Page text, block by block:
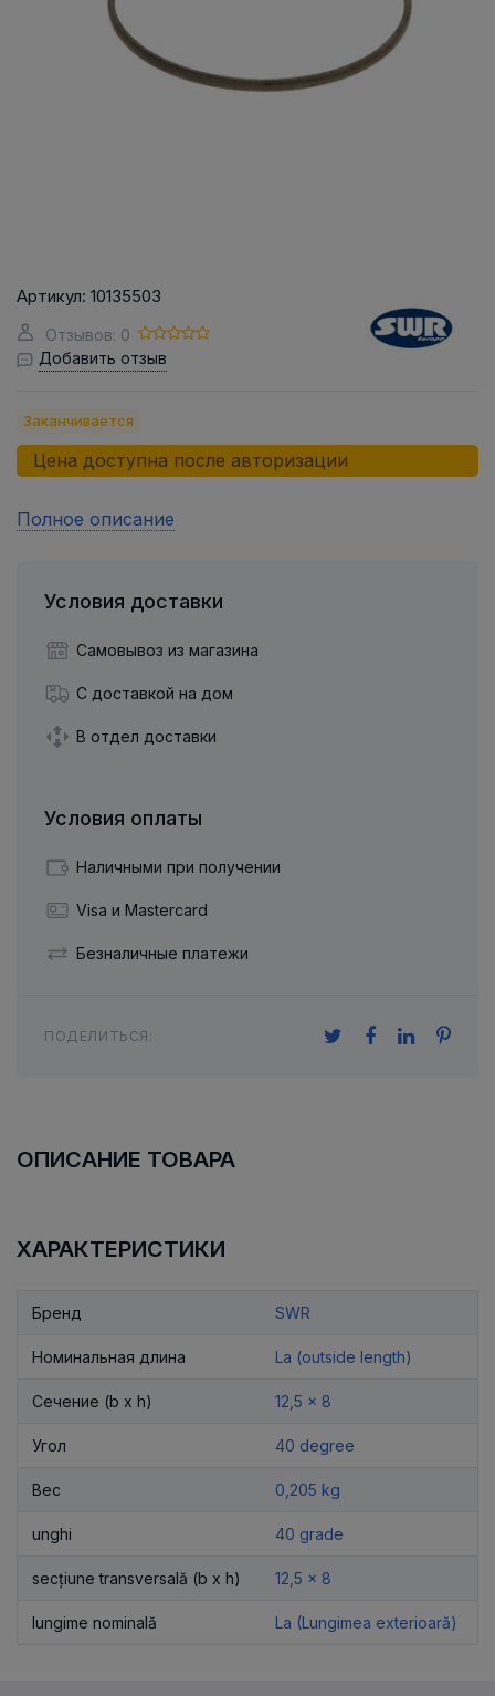
Артикул: 10135503
Отзывов: 0
Добавить отзыв
Заканчивается
Цена доступна после авторизации
Полное описание
Условия доставки
Самовывоз из магазина
С доставкой на дом
В отдел доставки
Условия оплаты
Наличными при получении
Visa и Mastercard
Безналичные платежи
ПОДЕЛИТЬСЯ:
ОПИСАНИЕ ТОВАРА
ХАРАКТЕРИСТИКИ
Бренд SWR
Номинальная длина La (outside length)
Сечение (b x h) 12,5 x 8
Угол 40 degree
Вес 0,205 kg
unghi 40 grade
secțiune transversală (b x h) 12,5 x 8
lungime nominală La (Lungimea exterioară)